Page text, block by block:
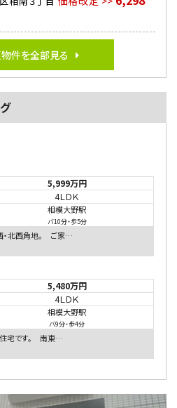
件を全部見る
5,999万円
4ＬＤＫ
相模大野駅
バ10分・歩5分
・北西角地。 ご家…
5,480万円
4ＬＤＫ
相模大野駅
バ9分・歩4分
住宅です。 南東…
4ＳＬＤＫ